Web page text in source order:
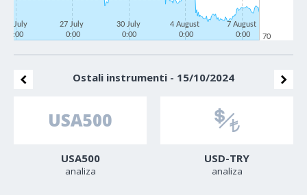
22 July
0:00
27 July
0:00
30 July
0:00
4 August
0:00
7 August
0:00
70
Ostali instrumenti - 15/10/2024
USA500
analiza
USD-TRY
analiza